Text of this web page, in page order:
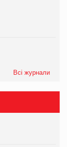
Всі журнали